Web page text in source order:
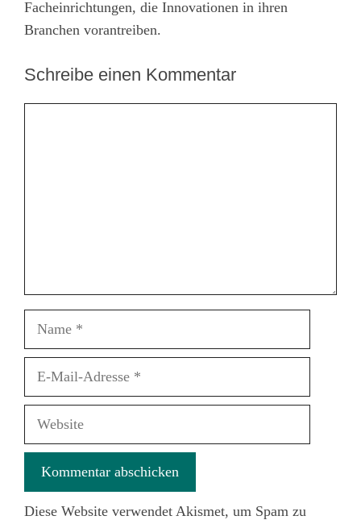
Facheinrichtungen, die Innovationen in ihren
Branchen vorantreiben.
Schreibe einen Kommentar
Diese Website verwendet Akismet, um Spam zu